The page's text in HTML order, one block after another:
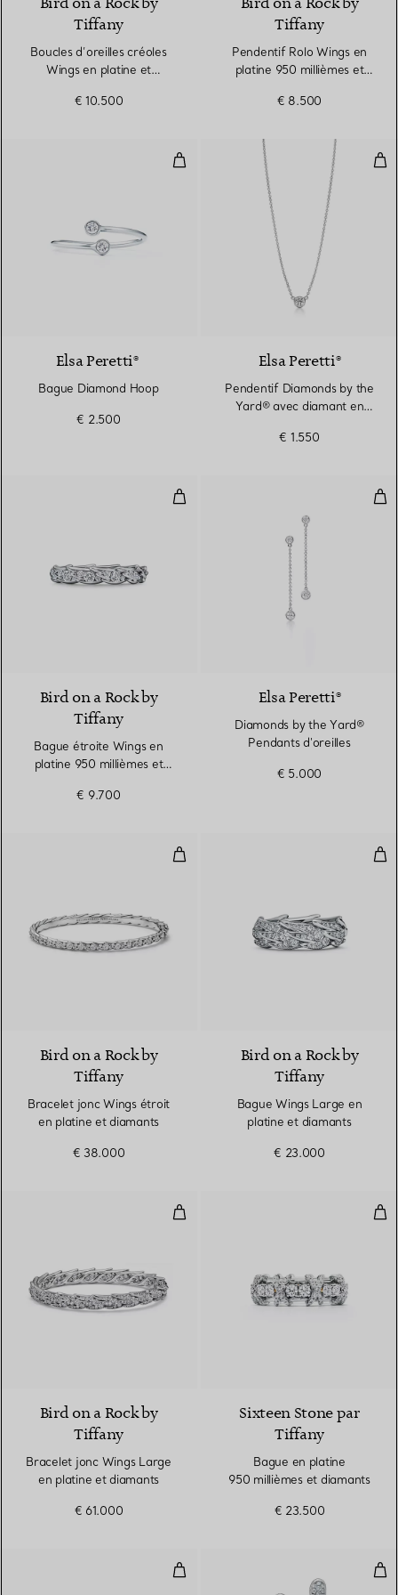
Tiffany
Boucles d’oreilles créoles
Wings en platine et
€ 10.500
Tiffany
Pendentif Rolo Wings en
platine 950 millièmes et
€ 8.500
Bague Diamond Hoop
Elsa Peretti®
Bague Diamond Hoop
€ 2.500
Elsa Peretti®
Pendentif Diamonds by the
Yard® avec diamant en
€ 1.550
Bague étroite Wings en platine
Bird on a Rock by
Tiffany
Bague étroite Wings en
platine 950 millièmes et
€ 9.700
Elsa Peretti®
Diamonds by the Yard®
Pendants d'oreilles
€ 5.000
Bracelet jonc Wings étroit en
Bird on a Rock by
Tiffany
Bracelet jonc Wings étroit
en platine et diamants
€ 38.000
Bird on a Rock by
Tiffany
Bague Wings Large en
platine et diamants
€ 23.000
Bracelet jonc Wings Large en
Bird on a Rock by
Tiffany
Bracelet jonc Wings Large
en platine et diamants
€ 61.000
Sixteen Stone par
Tiffany
Bague en platine
950 millièmes et diamants
€ 23.500
Bracelet jonc en platine 950